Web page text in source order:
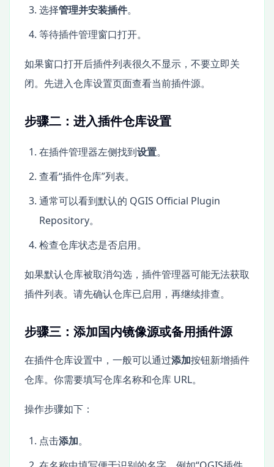
选择管理并安装插件。
等待插件管理窗口打开。
如果窗口打开后插件列表很久不显示，不要立即关
闭。先进入仓库设置页面查看当前插件源。
步骤二：进入插件仓库设置
在插件管理器左侧找到设置。
查看“插件仓库”列表。
通常可以看到默认的 QGIS Official Plugin
Repository。
检查仓库状态是否启用。
如果默认仓库被取消勾选，插件管理器可能无法获取
插件列表。请先确认仓库已启用，再继续排查。
步骤三：添加国内镜像源或备用插件源
在插件仓库设置中，一般可以通过添加按钮新增插件
仓库。你需要填写仓库名称和仓库 URL。
操作步骤如下：
点击添加。